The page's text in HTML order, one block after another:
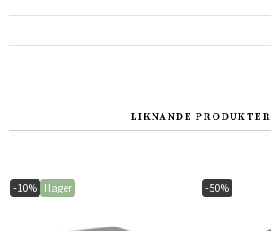
Sverige
Danmark
LIKNANDE PRODUKTER
-10% I lager -50%